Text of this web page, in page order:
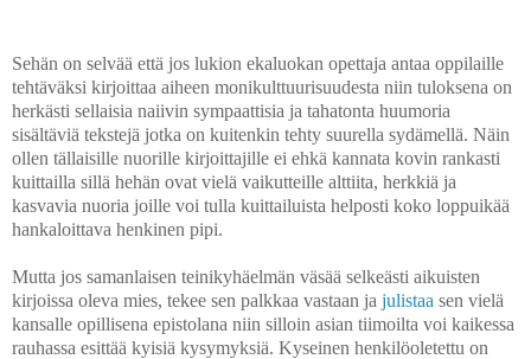
Sehän on selvää että jos lukion ekaluokan opettaja antaa oppilaille
tehtäväksi kirjoittaa aiheen monikulttuurisuudesta niin tuloksena on
herkästi sellaisia naiivin sympaattisia ja tahatonta huumoria
sisältäviä tekstejä jotka on kuitenkin tehty suurella sydämellä. Näin
ollen tällaisille nuorille kirjoittajille ei ehkä kannata kovin rankasti
kuittailla sillä hehän ovat vielä vaikutteille alttiita, herkkiä ja
kasvavia nuoria joille voi tulla kuittailuista helposti koko loppuikää
hankaloittava henkinen pipi.
Mutta jos samanlaisen teinikyhäelmän väsää selkeästi aikuisten
kirjoissa oleva mies, tekee sen palkkaa vastaan ja julistaa sen vielä
kansalle opillisena epistolana niin silloin asian tiimoilta voi kaikessa
rauhassa esittää kyisiä kysymyksiä. Kyseinen henkilöoletettu on